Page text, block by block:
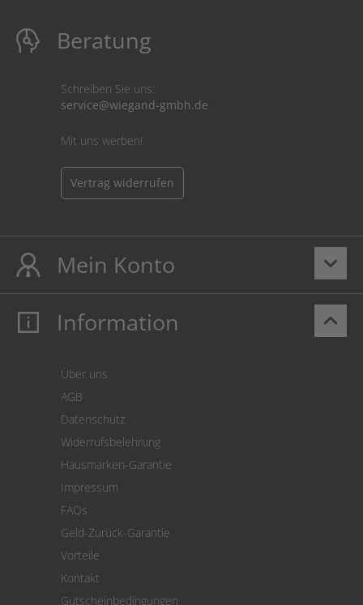
Beratung
Schreiben Sie uns:
service@wiegand-gmbh.de
Mit uns werben!
Vertrag widerrufen
keyboard_arrow_down
Mein Konto
Mein Konto
Cookie Einstellungen
keyboard_arrow_up
Information
Über uns
AGB
Datenschutz
Widerrufsbelehrung
Hausmarken-Garantie
Impressum
FAQs
Geld-Zurück-Garantie
Vorteile
Kontakt
Gutscheinbedingungen